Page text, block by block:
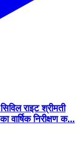
राइट श्रीमती
वार्षिक निरीक्षण क...